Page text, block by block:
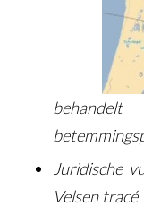
Juridische
Velsen tracé